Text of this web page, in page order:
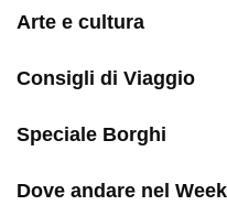
Arte e cultura
Consigli di Viaggio
Speciale Borghi
Dove andare nel